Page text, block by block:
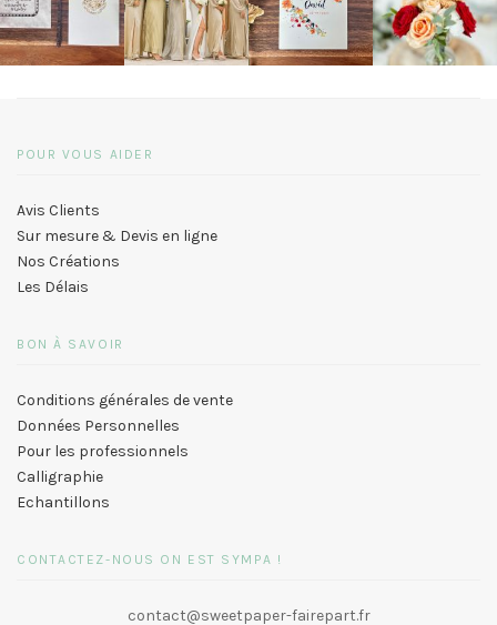
POUR VOUS AIDER
Avis Clients
Sur mesure & Devis en ligne
Nos Créations
Les Délais
BON À SAVOIR
Conditions générales de vente
Données Personnelles
Pour les professionnels
Calligraphie
Echantillons
CONTACTEZ-NOUS ON EST SYMPA !
contact@sweetpaper-fairepart.fr